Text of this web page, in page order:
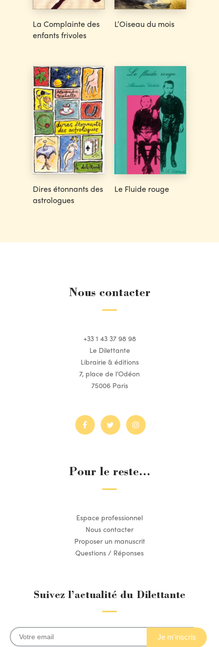
La Complainte des
enfants frivoles
L’Oiseau du mois
Dires étonnants des
astrologues
Le Fluide rouge
Nous contacter
+33 1 43 37 98 98
Le Dilettante
Librairie & éditions
7, place de l’Odéon
75006 Paris
Pour le reste...
Espace professionnel
Nous contacter
Proposer un manuscrit
Questions / Réponses
Suivez l’actualité du Dilettante